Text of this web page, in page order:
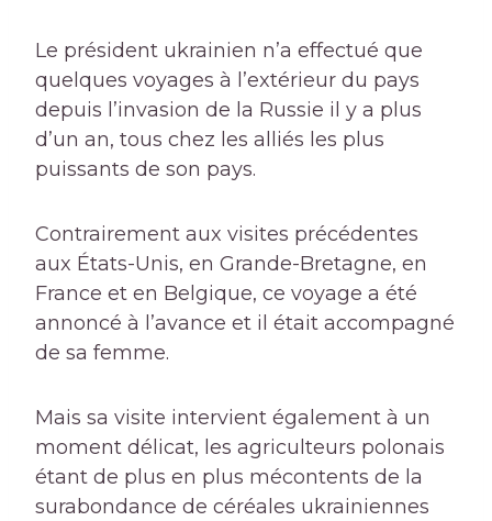
Le président ukrainien n’a effectué que
quelques voyages à l’extérieur du pays
depuis l’invasion de la Russie il y a plus
d’un an, tous chez les alliés les plus
puissants de son pays.
Contrairement aux visites précédentes
aux États-Unis, en Grande-Bretagne, en
France et en Belgique, ce voyage a été
annoncé à l’avance et il était accompagné
de sa femme.
Mais sa visite intervient également à un
moment délicat, les agriculteurs polonais
étant de plus en plus mécontents de la
surabondance de céréales ukrainiennes